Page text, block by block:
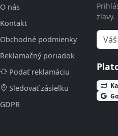
O nás
Kontakt
Obchodné podmienky
Reklamačný poriadok
Podať reklamáciu
Sledovať zásielku
GDPR
zľavy.